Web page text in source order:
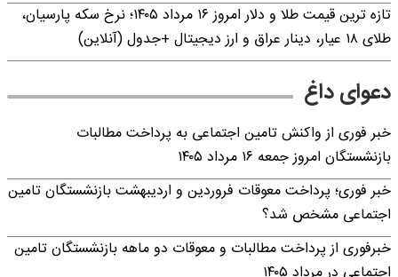
تازه ترین قیمت طلا و دلار امروز ۱۶ مرداد ۱۴۰۵؛ نرخ سکه پارسیان،
طلای ۱۸ عیار، دینار عراق و ارز دیجیتال +جدول (آنلاین)
دعوای داغ
خبر فوری از واکنش تامین اجتماعی به پرداخت مطالبات
بازنشستگان امروز جمعه ۱۶ مرداد ۱۴۰۵
خبر فوری؛ پرداخت معوقات فروردین و اردیبهشت بازنشستگان تامین
اجتماعی مشخص شد؟
خبرفوری از پرداخت مطالبات و معوقات دو ماهه بازنشستگان تامین